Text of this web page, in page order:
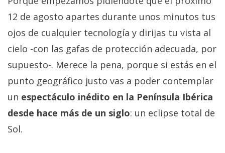
12 de agosto apartes durante unos minutos tus
ojos de cualquier tecnología y dirijas tu vista al
cielo -con las gafas de protección adecuada, por
supuesto-. Merece la pena, porque si estás en el
punto geográfico justo vas a poder contemplar
un espectáculo inédito en la Península Ibérica
desde hace más de un siglo: un eclipse total de
Sol.